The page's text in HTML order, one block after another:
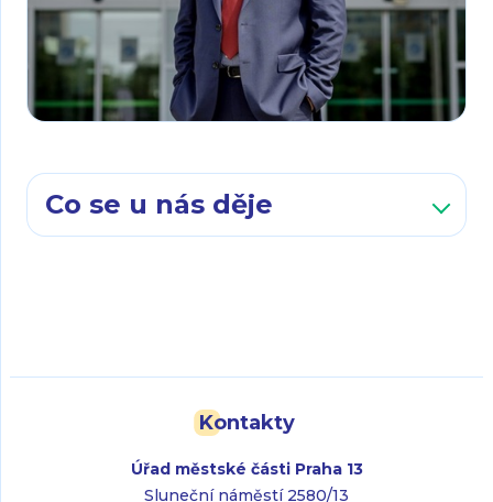
Co se u nás děje
Kontakty
Úřad městské části Praha 13
Sluneční náměstí 2580/13